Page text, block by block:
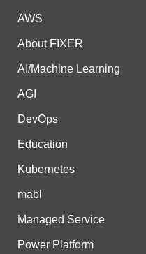
AWS
About FIXER
AI/Machine Learning
AGI
DevOps
Education
Kubernetes
mabl
Managed Service
Power Platform